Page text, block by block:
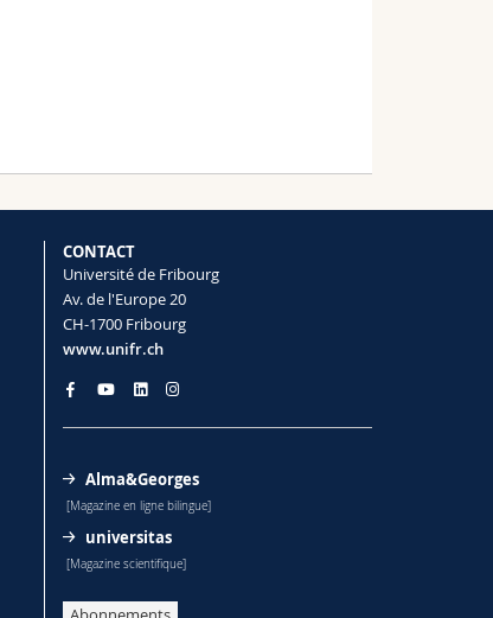
CONTACT
Université de Fribourg
Av. de l'Europe 20
CH-1700 Fribourg
www.unifr.ch
Alma&Georges
[Magazine en ligne bilingue]
universitas
[Magazine scientifique]